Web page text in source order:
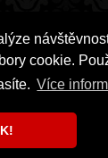
cookie.
Více